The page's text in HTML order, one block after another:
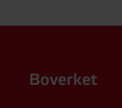
Boverket